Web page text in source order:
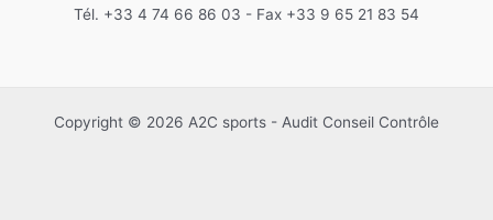
Tél. +33 4 74 66 86 03 - Fax +33 9 65 21 83 54
Copyright © 2026 A2C sports - Audit Conseil Contrôle